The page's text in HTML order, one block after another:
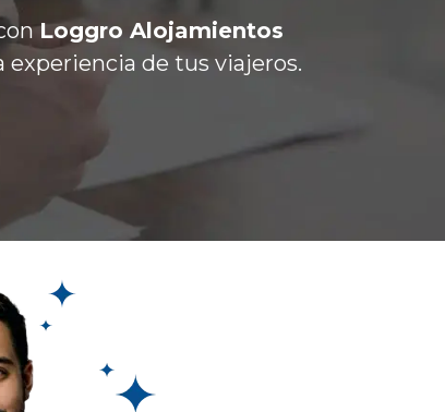
Loggro Alojamientos
de tus viajeros.